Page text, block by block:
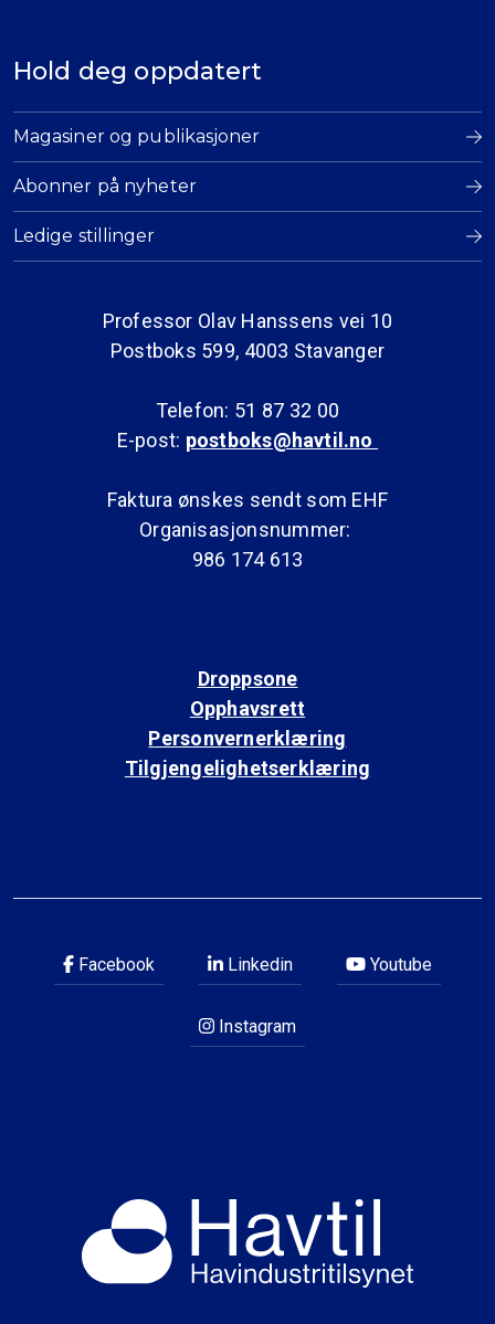
Hold deg oppdatert
Magasiner og publikasjoner
Abonner på nyheter
Ledige stillinger
Professor Olav Hanssens vei 10
Postboks 599, 4003 Stavanger
Telefon: 51 87 32 00
E-post: postboks@havtil.no
Faktura ønskes sendt som EHF
Organisasjonsnummer:
986 174 613
Droppsone
Opphavsrett
Personvernerklæring
Tilgjengelighetserklæring
Facebook Linkedin Youtube
Instagram